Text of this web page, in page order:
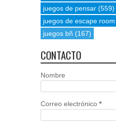
juegos de pensar (559)
juegos de escape room
juegos bñ (167)
CONTACTO
Nombre
Correo electrónico *